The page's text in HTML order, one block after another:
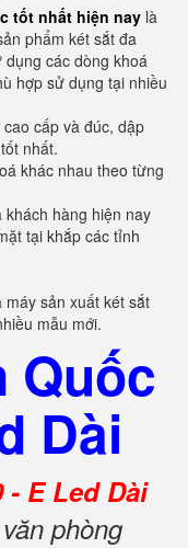
tốt nhất hiện nay là
phẩm két sắt đa
dụng các dòng khoá
hợp sử dụng tại nhiều
cấp và đúc, dập
nhất.
khác nhau theo từng
hàng hiện nay
tại khắp các tỉnh
sản xuất két sắt
mẫu mới.
Quốc
Dài
- E Led Dài
phòng